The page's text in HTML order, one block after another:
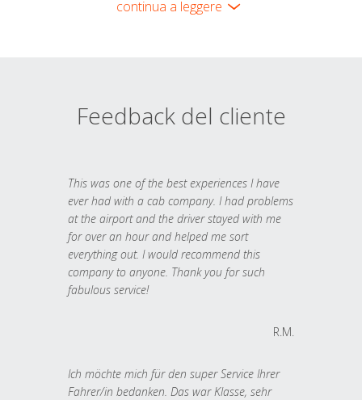
continua a leggere
Feedback del cliente
This was one of the best experiences I have
ever had with a cab company. I had problems
at the airport and the driver stayed with me
for over an hour and helped me sort
everything out. I would recommend this
company to anyone. Thank you for such
fabulous service!
R.M.
Ich möchte mich für den super Service Ihrer
Fahrer/in bedanken. Das war Klasse, sehr